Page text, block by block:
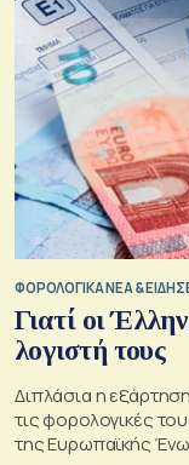
ΦΟΡΟΛΟΓΙΚΑ ΝΕΑ &
Γιατί οι
λογιστή τους
Διπλάσια η
τις φορολογικές
της Ευρωπαϊκής